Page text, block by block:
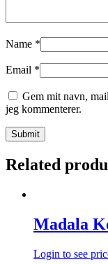
Name *
Email *
Gem mit navn,
jeg kommenterer.
Related
Madala
Login to see